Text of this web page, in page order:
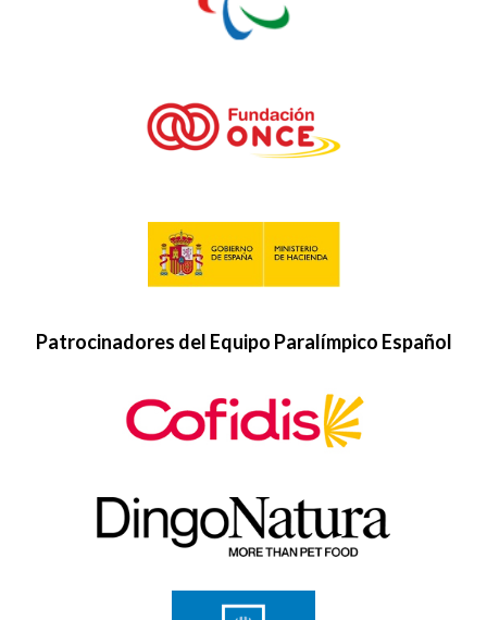
Patrocinadores del Equipo Paralímpico Español